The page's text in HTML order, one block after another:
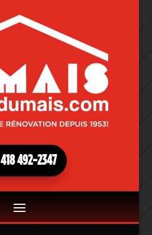
418 492-2347